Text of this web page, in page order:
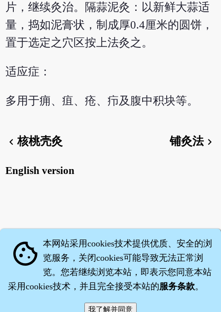
片，继续灸治。隔蒜泥灸：以新鲜大蒜适
量，捣如泥膏状，制成厚0.4厘米的圆饼，
置于选定之穴区按上法灸之。
适应症：
多用于痈、疽、疮、疖及腹中积块等。
chevron_left核桃壳灸 铺灸法chevron_right
English version
cookie 本网站采用cookies技术提供优质、安全的浏
览服务，关闭cookies可能导致无法正常浏
览。您若继续浏览本站，即表示您同意本站
采用cookies技术，并且完全接受本站的服务条款。